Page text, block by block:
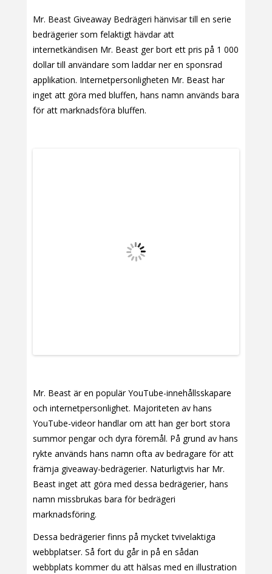
Mr. Beast Giveaway Bedrägeri hänvisar till en serie
bedrägerier som felaktigt hävdar att
internetkändisen Mr. Beast ger bort ett pris på 1 000
dollar till användare som laddar ner en sponsrad
applikation. Internetpersonligheten Mr. Beast har
inget att göra med bluffen, hans namn används bara
för att marknadsföra bluffen.
Mr. Beast är en populär YouTube-innehållsskapare
och internetpersonlighet. Majoriteten av hans
YouTube-videor handlar om att han ger bort stora
summor pengar och dyra föremål. På grund av hans
rykte används hans namn ofta av bedragare för att
främja giveaway-bedrägerier. Naturligtvis har Mr.
Beast inget att göra med dessa bedrägerier, hans
namn missbrukas bara för bedrägeri
marknadsföring.
Dessa bedrägerier finns på mycket tvivelaktiga
webbplatser. Så fort du går in på en sådan
webbplats kommer du att hälsas med en illustration